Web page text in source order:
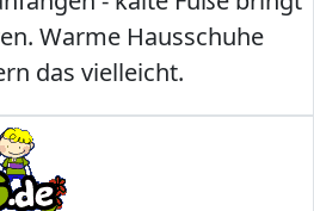
Warme Hausschuhe
das vielleicht.